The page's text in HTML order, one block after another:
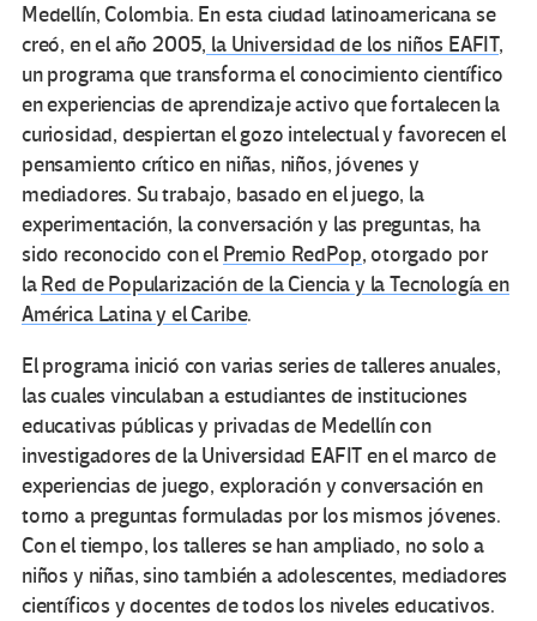
Medellín, Colombia. En esta ciudad latinoamericana se
creó, en el año 2005, la Universidad de los niños EAFIT,
un programa que transforma el conocimiento científico
en experiencias de aprendizaje activo que fortalecen la
curiosidad, despiertan el gozo intelectual y favorecen el
pensamiento crítico en niñas, niños, jóvenes y
mediadores. Su trabajo, basado en el juego, la
experimentación, la conversación y las preguntas, ha
sido reconocido con el Premio RedPop, otorgado por
laRed de Popularización de la Ciencia y la Tecnología en
América Latina y el Caribe.
El programa inició con varias series de talleres anuales,
las cuales vinculaban a estudiantes de instituciones
educativas públicas y privadas de Medellín con
investigadores de la Universidad EAFIT en el marco de
experiencias de juego, exploración y conversación en
torno a preguntas formuladas por los mismos jóvenes.
Con el tiempo, los talleres se han ampliado, no solo a
niños y niñas, sino también a adolescentes, mediadores
científicos y docentes de todos los niveles educativos.